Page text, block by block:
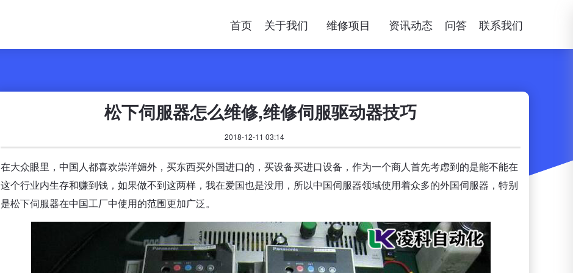
首页 关于我们 维修项目 资讯动态 问答 联系我们
松下伺服器怎么维修,维修伺服驱动器技巧
2018-12-11 03:14
在大众眼里，中国人都喜欢崇洋媚外，买东西买外国进口的，买设备买进口设备，作为一个商人首先考虑到的是能不能在
这个行业内生存和赚到钱，如果做不到这两样，我在爱国也是没用，所以中国伺服器领域使用着众多的外国伺服器，特别
是松下伺服器在中国工厂中使用的范围更加广泛。